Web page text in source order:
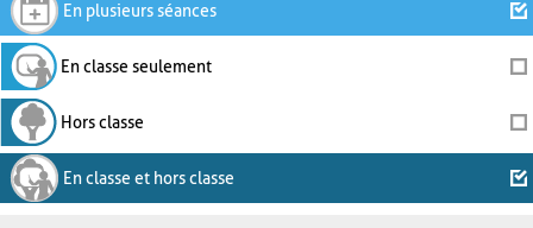
En plusieurs séances
En classe seulement
Hors classe
En classe et hors classe